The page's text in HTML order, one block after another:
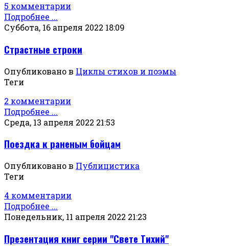
5 комментарии
Подробнее ...
Суббота, 16 апреля 2022 18:09
Страстные строки
Опубликовано в Циклы стихов и поэмы
Теги
2 комментарии
Подробнее ...
Среда, 13 апреля 2022 21:53
Поездка к раненым бойцам
Опубликовано в Публицистика
Теги
4 комментарии
Подробнее ...
Понедельник, 11 апреля 2022 21:23
Презентация книг серии "Свете Тихий"